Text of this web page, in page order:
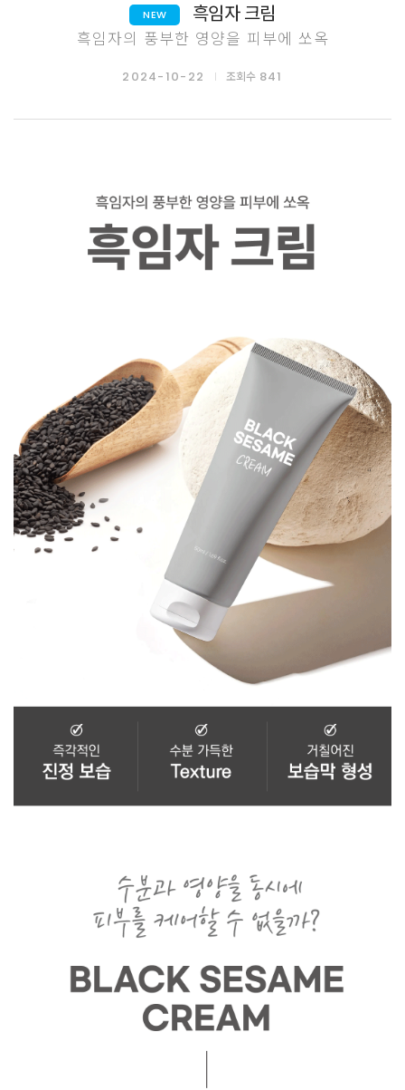
NEW 흑임자 크림
흑임자의 풍부한 영양을 피부에 쏘옥
2024-10-22 조회수 841